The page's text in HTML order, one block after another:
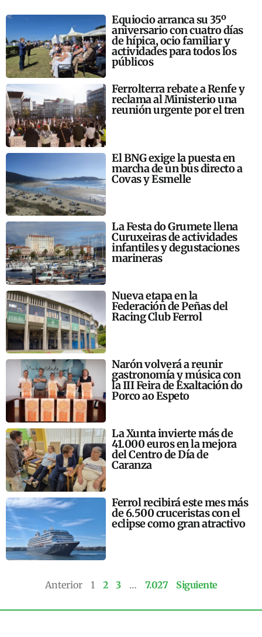
Equiocio arranca su 35º
aniversario con cuatro días
de hípica, ocio familiar y
actividades para todos los
públicos
Ferrolterra rebate a Renfe y
reclama al Ministerio una
reunión urgente por el tren
El BNG exige la puesta en
marcha de un bus directo a
Covas y Esmelle
La Festa do Grumete llena
Curuxeiras de actividades
infantiles y degustaciones
marineras
Nueva etapa en la
Federación de Peñas del
Racing Club Ferrol
Narón volverá a reunir
gastronomía y música con
la III Feira de Exaltación do
Porco ao Espeto
La Xunta invierte más de
41.000 euros en la mejora
del Centro de Día de
Caranza
Ferrol recibirá este mes más
de 6.500 cruceristas con el
eclipse como gran atractivo
Anterior 1 2 3 … 7.027 Siguiente